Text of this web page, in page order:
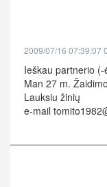
2009/07/16 07:39:07
Ieškau partnerio
Man 27 m.
Lauksiu žinių
e-mail